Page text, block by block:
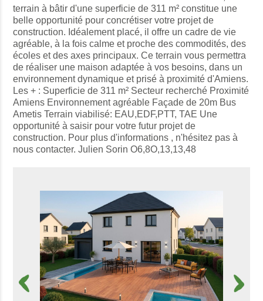
terrain à bâtir d'une superficie de 311 m² constitue une
belle opportunité pour concrétiser votre projet de
construction. Idéalement placé, il offre un cadre de vie
agréable, à la fois calme et proche des commodités, des
écoles et des axes principaux. Ce terrain vous permettra
de réaliser une maison adaptée à vos besoins, dans un
environnement dynamique et prisé à proximité d'Amiens.
Les + : Superficie de 311 m² Secteur recherché Proximité
Amiens Environnement agréable Façade de 20m Bus
Ametis Terrain viabilisé: EAU,EDF,PTT, TAE Une
opportunité à saisir pour votre futur projet de
construction. Pour plus d'informations , n'hésitez pas à
nous contacter. Julien Sorin O6,8O,13,13,48